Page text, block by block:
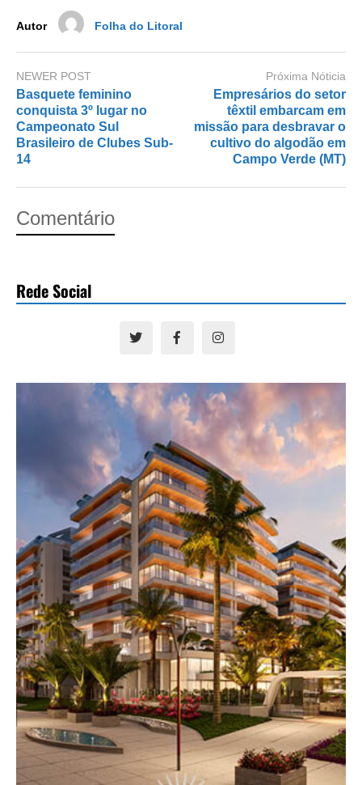
Autor Folha do Litoral
NEWER POST
Basquete feminino
conquista 3º lugar no
Campeonato Sul
Brasileiro de Clubes Sub-
14
Próxima Nóticia
Empresários do setor
têxtil embarcam em
missão para desbravar o
cultivo do algodão em
Campo Verde (MT)
Comentário
Rede Social